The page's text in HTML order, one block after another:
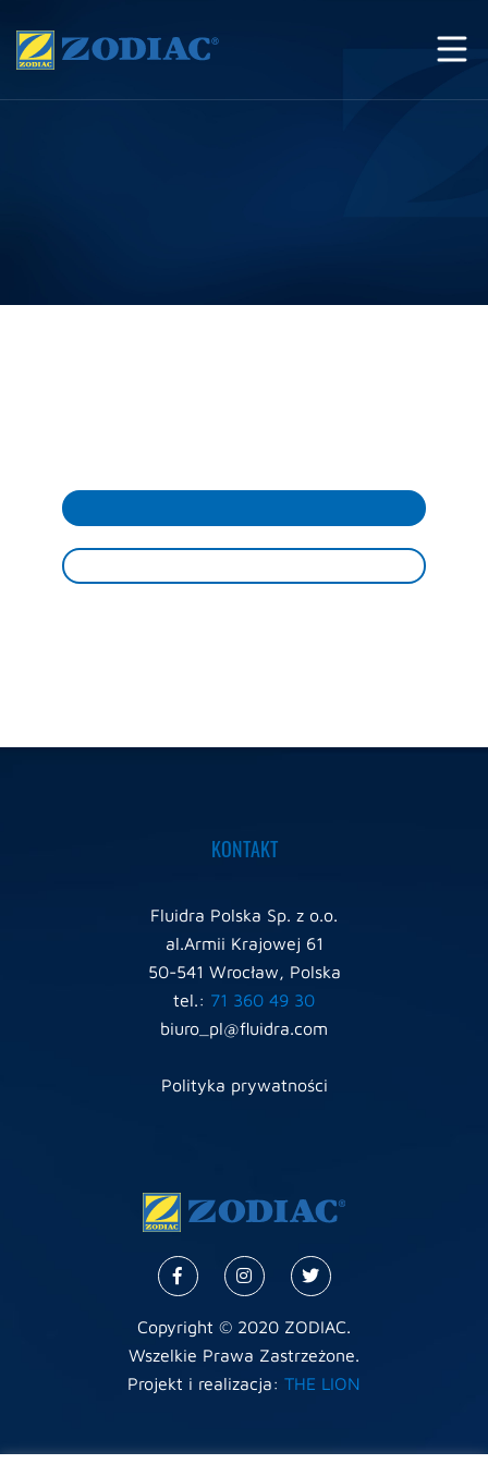
KONTAKT
Fluidra Polska Sp. z o.o.
al.Armii Krajowej 61
50-541 Wrocław, Polska
tel.: 71 360 49 30
biuro_pl@fluidra.com
Polityka prywatności
Copyright © 2020 ZODIAC.
Wszelkie Prawa Zastrzeżone.
Projekt i realizacja: THE LION